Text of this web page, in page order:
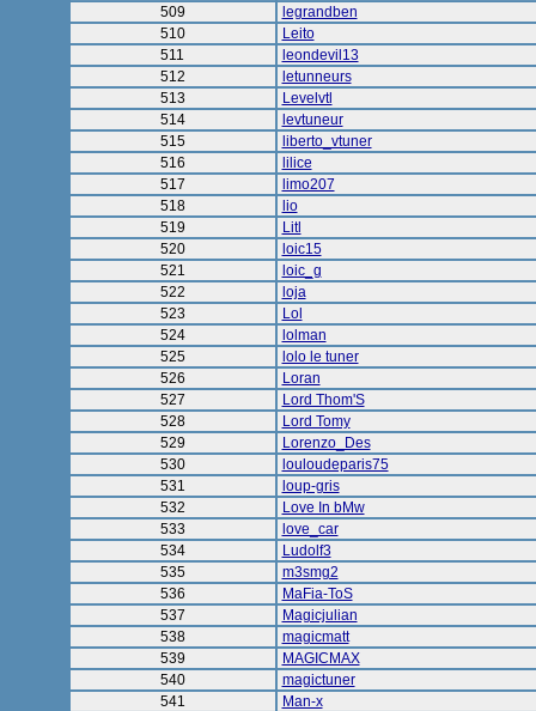
509
legrandben
510
Leito
511
leondevil13
512
letunneurs
513
Levelvtl
514
levtuneur
515
liberto_vtuner
516
lilice
517
limo207
518
lio
519
Litl
520
loic15
521
loic_g
522
loja
523
Lol
524
lolman
525
lolo le tuner
526
Loran
527
Lord Thom'S
528
Lord Tomy
529
Lorenzo_Des
530
louloudeparis75
531
loup-gris
532
Love In bMw
533
love_car
534
Ludolf3
535
m3smg2
536
MaFia-ToS
537
Magicjulian
538
magicmatt
539
MAGICMAX
540
magictuner
541
Man-x